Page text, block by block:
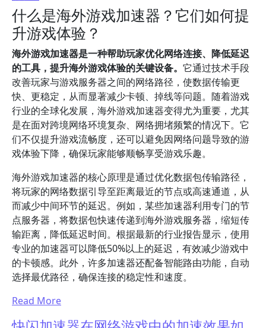
什么是海外游戏加速器？它们如何提
升游戏体验？
海外游戏加速器是一种帮助玩家优化网络连接、降低延迟
的工具，提升海外游戏体验的关键设备。 它通过技术手段
改善玩家与游戏服务器之间的网络路径，使数据传输更
快、更稳定，从而显著减少卡顿、掉线等问题。随着游戏
行业的全球化发展，海外游戏加速器变得尤为重要，尤其
是在面对跨境网络环境复杂、网络拥堵频繁的情况下。它
们不仅提升游戏流畅度，还可以避免因网络问题导致的游
戏体验下降，确保玩家能够顺畅享受游戏乐趣。
海外游戏加速器的核心原理是通过优化数据包传输路径，
将玩家的网络数据引导至距离最近的节点或高速通道，从
而减少中间环节的延迟。例如，某些加速器利用专门的节
点服务器，将数据包快速传递到海外游戏服务器，缩短传
输距离，降低延迟时间。根据最新的行业报告显示，使用
专业的加速器可以降低50%以上的延迟，有效减少游戏中
的卡顿感。此外，许多加速器还配备智能路由功能，自动
选择最优路径，确保连接的稳定性和速度。
Read More